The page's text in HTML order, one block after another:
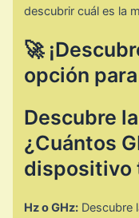
descubrir cuál es la
🚀
opción
Descubre
¿Cuántos
dispositivo
Hz o GHz: Descubre